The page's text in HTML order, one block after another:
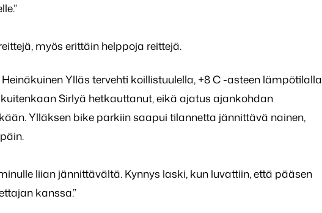
myös erittäin helppoja reittejä.
Ylläs tervehti koillistuulella, +8 C -asteen lämpötilalla
Sirlyä hetkauttanut, eikä ajatus ajankohdan
Ylläksen bike parkiin saapui tilannetta jännittävä nainen,
liian jännittävältä. Kynnys laski, kun luvattiin, että pääsen
kanssa.”